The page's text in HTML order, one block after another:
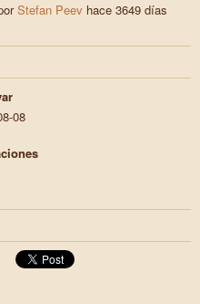
Stefan Peev hace 3649 días
08